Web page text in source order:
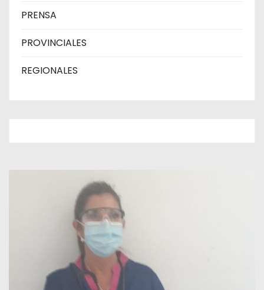
PRENSA
PROVINCIALES
REGIONALES